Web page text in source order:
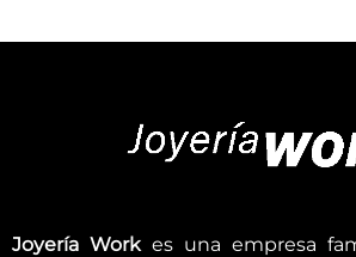
Joyería Workes una empresa